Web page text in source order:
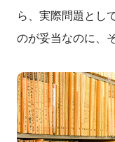
ら、実際問題とし
のが妥当なのに、